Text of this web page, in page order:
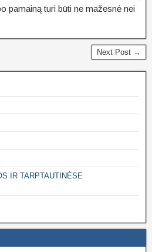
pamainą turi būti ne mažesnė nei
Next Post →
IR TARPTAUTINĖSE